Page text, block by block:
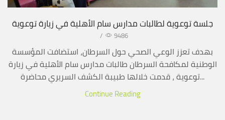
جلسة توعوية لطالبات مدارس سام الأهلية في زيارة توعوية
/ 9486
بهدف تعزز الوعي الصحي حول السرطان، استضافت المؤسسة
الوطنية لمكافحة السرطان طالبات مدارس سام الأهلية في زيارة
توعوية ، قدمت خلالها طبيبة الكشف السريري محاضرة...
Continue Reading